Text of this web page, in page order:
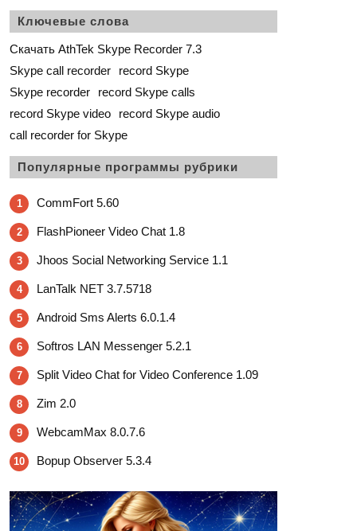
Ключевые слова
Скачать AthTek Skype Recorder 7.3
Skype call recorder
record Skype
Skype recorder
record Skype calls
record Skype video
record Skype audio
call recorder for Skype
Популярные программы рубрики
1 CommFort 5.60
2 FlashPioneer Video Chat 1.8
3 Jhoos Social Networking Service 1.1
4 LanTalk NET 3.7.5718
5 Android Sms Alerts 6.0.1.4
6 Softros LAN Messenger 5.2.1
7 Split Video Chat for Video Conference 1.09
8 Zim 2.0
9 WebcamMax 8.0.7.6
10 Bopup Observer 5.3.4